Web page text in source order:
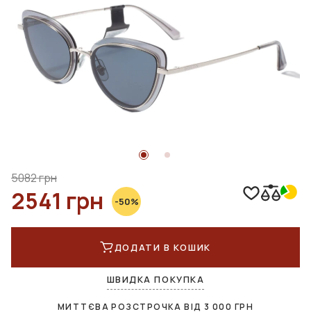
5082 грн
2541 грн -50%
ДОДАТИ В КОШИК
ШВИДКА ПОКУПКА
МИТТЄВА РОЗСТРОЧКА ВІД 3 000 ГРН